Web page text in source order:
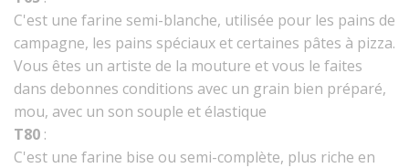
FICHES CONSEILS
C'est une farine semi-blanche, utilisée pour les pains de
campagne, les pains spéciaux et certaines pâtes à pizza.
Vous êtes un artiste de la mouture et vous le faites
dans debonnes conditions avec un grain bien préparé,
mou, avec un son souple et élastique
T80 :
C'est une farine bise ou semi-complète, plus riche en